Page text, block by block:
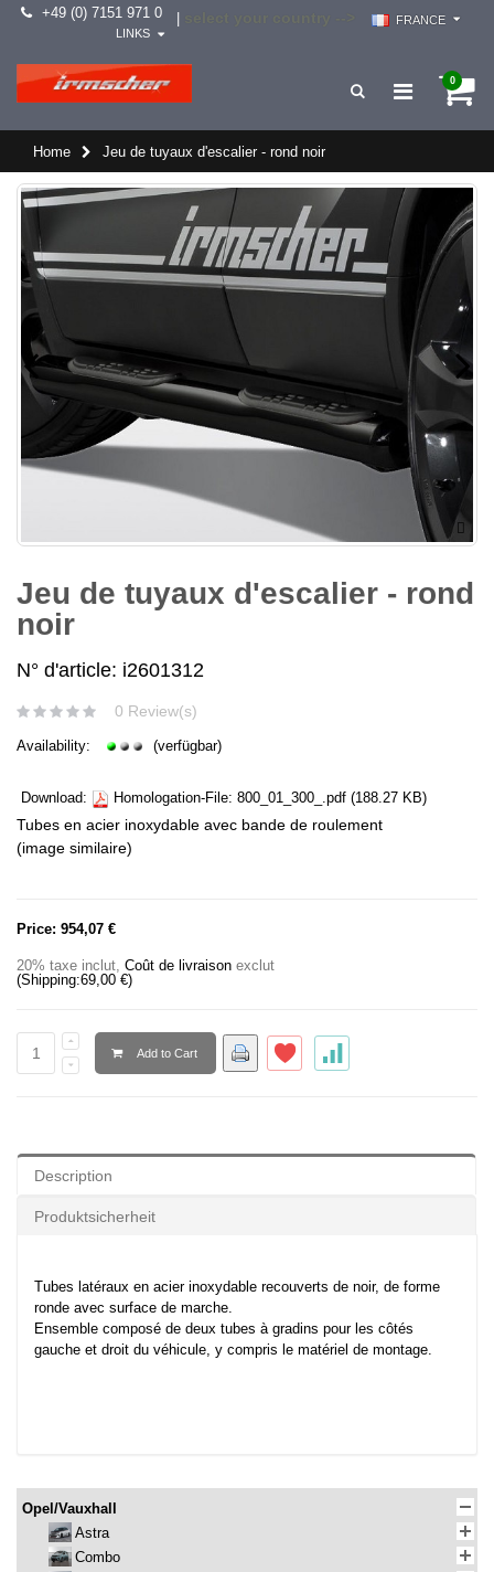
+49 (0) 7151 971 0
FRANCE
LINKS
0
Home Jeu de tuyaux d'escalier - rond noir
Jeu de tuyaux d'escalier - rond
noir
N° d'article: i2601312
0 Review(s)
Availability: (verfügbar)
Download: Homologation-File: 800_01_300_.pdf (188.27 KB)
Tubes en acier inoxydable avec bande de roulement
(image similaire)
Price: 954,07 €
20% taxe inclut, Coût de livraison exclut
(Shipping:69,00 €)
Add to Cart
Description
Produktsicherheit
Tubes latéraux en acier inoxydable recouverts de noir, de forme
ronde avec surface de marche.
Ensemble composé de deux tubes à gradins pour les côtés
gauche et droit du véhicule, y compris le matériel de montage.
Opel/Vauxhall
Astra
Combo